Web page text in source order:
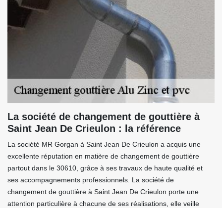
La société de changement de gouttière à
Saint Jean De Crieulon : la référence
La société MR Gorgan à Saint Jean De Crieulon a acquis une
excellente réputation en matière de changement de gouttière
partout dans le 30610, grâce à ses travaux de haute qualité et
ses accompagnements professionnels. La société de
changement de gouttière à Saint Jean De Crieulon porte une
attention particulière à chacune de ses réalisations, elle veille